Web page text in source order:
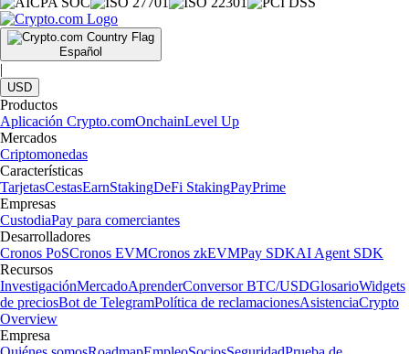
Español
|
USD
Productos
Aplicación Crypto.comOnchainLevel Up
Mercados
Criptomonedas
Características
TarjetasCestasEarnStakingDeFi StakingPayPrime
Empresas
CustodiaPay para comerciantes
Desarrolladores
Cronos PoSCronos EVMCronos zkEVMPay SDKAI Agent SDK
Recursos
InvestigaciónMercadoAprenderConversor BTC/USDGlosarioWidgets
de preciosBot de TelegramPolítica de reclamacionesAsistenciaCrypto
Overview
Empresa